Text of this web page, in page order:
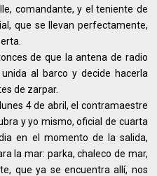
comandante, y el teniente de
que se llevan perfectamente,
de que la antena de radio
al barco y decide hacerla
de zarpar.
4 de abril, el contramaestre
y yo mismo, oficial de cuarta
en el momento de la salida,
la mar: parka, chaleco de mar,
que ya se encuentra allí, nos